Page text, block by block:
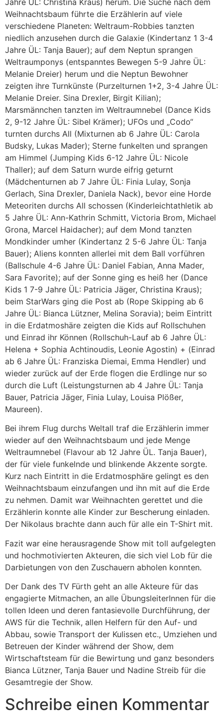
Weihnachtsbaum führte die Erzählerin auf viele
verschiedene Planeten: Weltraum-Robbies tanzten
niedlich anzusehen durch die Galaxie (Kindertanz 1 3-4
Jahre ÜL: Tanja Bauer); auf dem Neptun sprangen
Weltraumponys (entspanntes Bewegen 5-9 Jahre ÜL:
Melanie Dreier) herum und die Neptun Bewohner
zeigten ihre Turnkünste (Purzelturnen 1+2, 3-4 Jahre ÜL:
Melanie Dreier. Sina Drexler, Birgit Kilian);
Marsmännchen tanzten im Weltraumnebel (Dance Kids
2, 9-12 Jahre ÜL: Sibel Krämer); UFOs und „Codo“
turnten durchs All (Mixturnen ab 6 Jahre ÜL: Carola
Budsky, Lukas Mader); Sterne funkelten und sprangen
am Himmel (Jumping Kids 6-12 Jahre ÜL: Nicole
Thaller); auf dem Saturn wurde eifrig geturnt
(Mädchenturnen ab 7 Jahre ÜL: Finia Lulay, Sonja
Gerlach, Sina Drexler, Daniela Nack), bevor eine Horde
Meteoriten durchs All schossen (Kinderleichtathletik ab
5 Jahre ÜL: Ann-Kathrin Schmitt, Victoria Brom, Michael
Grona, Marcel Haidacher); auf dem Mond tanzten
Mondkinder umher (Kindertanz 2 5-6 Jahre ÜL: Tanja
Bauer); Aliens konnten allerlei mit dem Ball vorführen
(Ballschule 4-6 Jahre ÜL: Daniel Fabian, Anna Mader,
Sara Favorite); auf der Sonne ging es heiß her (Dance
Kids 1 7-9 Jahre ÜL: Patricia Jäger, Christina Kraus);
beim StarWars ging die Post ab (Rope Skipping ab 6
Jahre ÜL: Bianca Lützner, Melina Soravia); beim Eintritt
in die Erdatmoshäre zeigten die Kids auf Rollschuhen
und Einrad ihr Können (Rollschuh-Lauf ab 6 Jahre ÜL:
Helena + Sophia Achtinoudis, Leonie Agostin) + (Einrad
ab 6 Jahre ÜL: Franziska Diemai, Emma Hendler) und
wieder zurück auf der Erde flogen die Erdlinge nur so
durch die Luft (Leistungsturnen ab 4 Jahre ÜL: Tanja
Bauer, Patricia Jäger, Finia Lulay, Louisa Plößer,
Maureen).
Bei ihrem Flug durchs Weltall traf die Erzählerin immer
wieder auf den Weihnachtsbaum und jede Menge
Weltraumnebel (Flavour ab 12 Jahre ÜL. Tanja Bauer),
der für viele funkelnde und blinkende Akzente sorgte.
Kurz nach Eintritt in die Erdatmosphäre gelingt es den
Weihnachtsbaum einzufangen und ihn mit auf die Erde
zu nehmen. Damit war Weihnachten gerettet und die
Erzählerin konnte alle Kinder zur Bescherung einladen.
Der Nikolaus brachte dann auch für alle ein T-Shirt mit.
Fazit war eine herausragende Show mit toll aufgelegten
und hochmotivierten Akteuren, die sich viel Lob für die
Darbietungen von den Zuschauern abholen konnten.
Der Dank des TV Fürth geht an alle Akteure für das
engagierte Mitmachen, an alle ÜbungsleiterInnen für die
tollen Ideen und deren fantasievolle Durchführung, der
AWS für die Technik, allen Helfern für den Auf- und
Abbau, sowie Transport der Kulissen etc., Umziehen und
Betreuen der Kinder während der Show, dem
Wirtschaftsteam für die Bewirtung und ganz besonders
Bianca Lützner, Tanja Bauer und Nadine Streib für die
Gesamtregie der Show.
Schreibe einen Kommentar